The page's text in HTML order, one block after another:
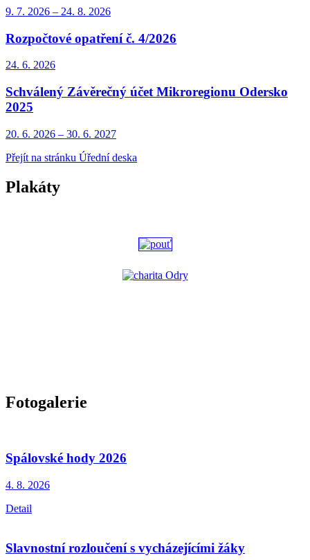
9. 7. 2026 – 24. 8. 2026
Rozpočtové opatření č. 4/2026
24. 6. 2026
Schválený Závěrečný účet Mikroregionu Odersko
2025
20. 6. 2026 – 30. 6. 2027
Přejít na stránku Úřední deska
Plakáty
Fotogalerie
Spálovské hody 2026
4. 8. 2026
Detail
Slavnostní rozloučení s vycházejícími žáky